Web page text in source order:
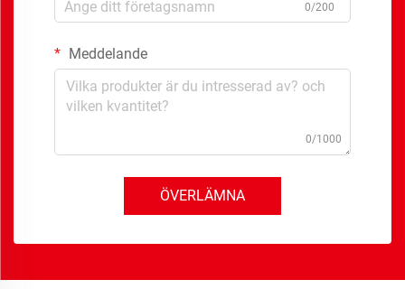
0/200
Meddelande
0/1000
ÖVERLÄMNA